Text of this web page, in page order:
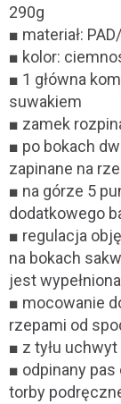
290g
■ materiał:
■ kolor:
■ 1 główna
suwakiem
■ zamek
■ po bokach
zapinane na
■ na górze 5
dodatkowego
■ regulacja
na bokach
jest
■ mocowanie
rzepami od
■ z tyłu
■ odpinany
torby